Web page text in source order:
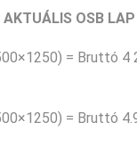
OSB
= Bruttó 4
= Bruttó